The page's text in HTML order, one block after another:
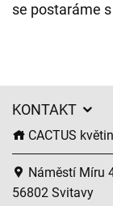
se postaráme
KONTAKT
CACTUS
Náměstí Míru
56802 Svitavy